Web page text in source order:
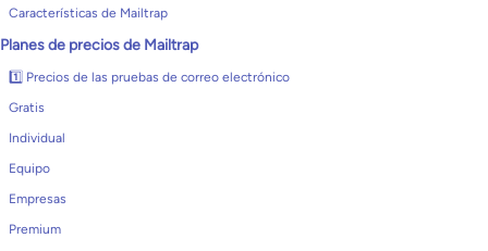
Características de Mailtrap
Planes de precios de Mailtrap
1️⃣ Precios de las pruebas de correo electrónico
Gratis
Individual
Equipo
Empresas
Premium